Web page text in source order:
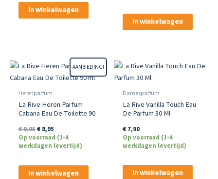
In winkelwagen
In winkelwagen
AANBIEDING!
Herenparfum
La Rive Heren Parfum
Cabana Eau De Toilette 90
€9,95Oorspronkelijke
prijs
was:
€8,95Huidige
prijs
is:
Op voorraad (1-4
werkdagen levertijd)
In winkelwagen
Damesparfum
La Rive Vanilla Touch Eau
De Parfum 30 Ml
€7,90
Op voorraad (1-4
werkdagen levertijd)
In winkelwagen